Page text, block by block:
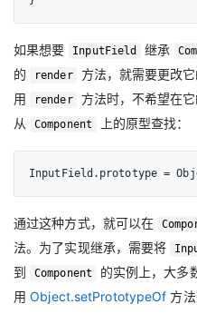
如果想要 InputField 继承
的
render
方法，就需要更改
用
render
方法时，不希望在
从
Component 上的原型查找：
InputField.prototype =
通过这种方式，就可以在
法。为了实现继承，需要将
到
Component
的实例上，大多
用Object.setPrototypeOf 方